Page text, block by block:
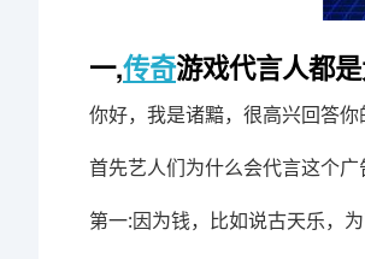
一,传奇游戏代言人都
你好，我是诸黯，很高兴回答你
首先艺人们为什么会代言这个广
第一:因为钱，比如说古天乐，